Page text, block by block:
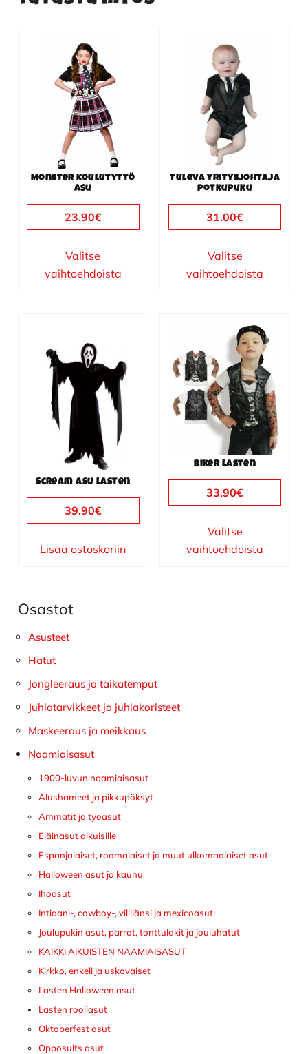
Monster koulutyttö
asu
23.90€
Valitse
vaihtoehdoista
tuotteella
muunnelma.
valinnat
sivulla.
Tuleva yritysjohtaja
potkupuku
31.00€
Valitse
vaihtoehdoista
tuotteella
useampi
muunnelma.
tuotteen
sivulla.
Scream asu lasten
39.90€
Lisää ostoskoriin
Biker lasten
33.90€
Valitse
vaihtoehdoista
tuotteella
on
useampi
muunnelma.
Voit
Ensisijainen
sivupalkki
Osastot
Asusteet
Hatut
Jongleeraus ja taikatemput
Juhlatarvikkeet ja juhlakoristeet
Maskeeraus ja meikkaus
Naamiaisasut
1900-luvun naamiaisasut
Alushameet ja pikkupöksyt
Ammatit ja työasut
Eläinasut aikuisille
Espanjalaiset, roomalaiset ja muut ulkomaalaiset asut
Halloween asut ja kauhu
Ihoasut
Intiaani-, cowboy-, villilänsi ja mexicoasut
Joulupukin asut, parrat, tonttulakit ja jouluhatut
KAIKKI AIKUISTEN NAAMIAISASUT
Kirkko, enkeli ja uskovaiset
Lasten Halloween asut
Lasten rooliasut
Oktoberfest asut
Opposuits asut